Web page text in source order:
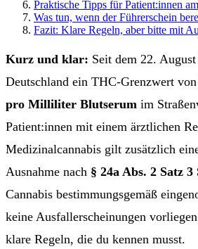
Praktische Tipps für Patient:innen
Was tun, wenn der Führerschein
Fazit: Klare Regeln, aber bitte mit
Kurz und klar: Seit dem 22.
Deutschland ein THC-Grenzwert von
pro Milliliter Blutserum im
Patient:innen mit einem ärztlichen
Medizinalcannabis gilt zusätzlich
Ausnahme nach § 24a Abs. 2 Satz 3
Cannabis bestimmungsgemäß
keine Ausfallerscheinungen
klare Regeln, die du kennen musst.